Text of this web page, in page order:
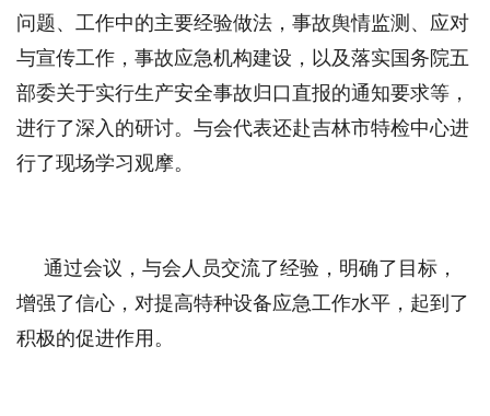
问题、工作中的主要经验做法，事故舆情监测、应对
与宣传工作，事故应急机构建设，以及落实国务院五
部委关于实行生产安全事故归口直报的通知要求等，
进行了深入的研讨。与会代表还赴吉林市特检中心进
行了现场学习观摩。
通过会议，与会人员交流了经验，明确了目标，
增强了信心，对提高特种设备应急工作水平，起到了
积极的促进作用。